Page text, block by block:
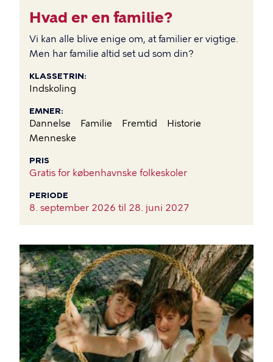
Hvad er en familie?
Vi kan alle blive enige om, at familier er vigtige.
Men har familie altid set ud som din?
KLASSETRIN
Indskoling
EMNER
Dannelse Familie Fremtid
Historie
Menneske
PRIS
Gratis for københavnske folkeskoler
PERIODE
8. september 2026 til 28. juni 2027
BILLEDE